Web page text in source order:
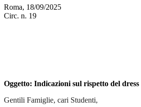
Roma, 18/09/2025
Circ. n. 19
Oggetto: Indicazioni sul rispetto del dress
Gentili Famiglie, cari Studenti,